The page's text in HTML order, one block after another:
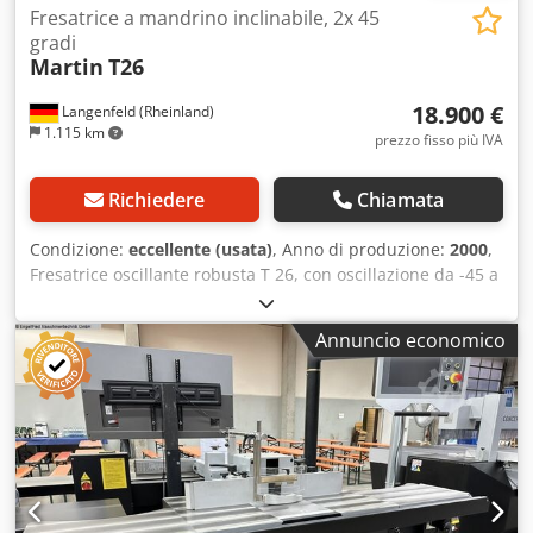
Langenfeld (Rheinland)
1.115 km
Fresatrice a mandrino inclinabile, 2x 45
gradi
Martin T26
18.900 €
prezzo fisso più IVA
Richiedere Chiamata
Condizione: eccellente (usata), Anno di produzione: 2000,
Fresatrice oscillante robusta T 26, con oscillazione da -45 a
+45 gradi Motore di trasmissione a inversione di marcia 5 /
6kW con freno motore automatico Funzionamento a
destra/sinistra (R/L) Angolo di oscillazione da -45 a +45
gradi, regolabile elettricamente Regolazione in altezza,
massima 150 mm, regolabile elettricamente Durante la
regolazione dell'altezza, il fattore di correzione per l'angolo
di oscillazione viene visualizzato nella parte superiore del
display e quindi impostato sul fermo, consentendo così di
realizzare regolazioni in base ai disegni Quattro velocità di
rotazione: 3000, 4500, 6000 e 9.000 giri/min Diametro del
Annuncio economico